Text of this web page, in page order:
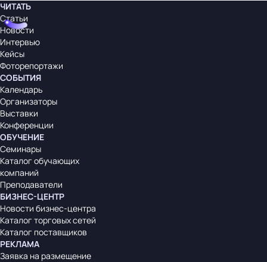
ЧИТАТЬ
Статьи
Новости
Интервью
Кейсы
Фоторепортажи
СОБЫТИЯ
Календарь
Организаторы
Выставки
Конференции
ОБУЧЕНИЕ
Семинары
Каталог обучающих
компаний
Преподаватели
БИЗНЕС-ЦЕНТР
Новости бизнес-центра
Каталог торговых сетей
Каталог поставщиков
РЕКЛАМА
Заявка на размещение